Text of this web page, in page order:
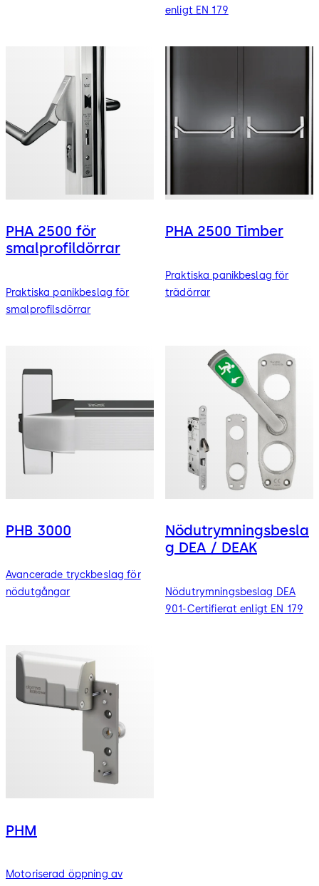
enligt EN 179
PHA 2500 för
smalprofildörrar
Praktiska panikbeslag för
smalprofilsdörrar
PHA 2500 Timber
Praktiska panikbeslag för
trädörrar
PHB 3000
Avancerade tryckbeslag för
nödutgångar
Nödutrymningsbesla
g DEA / DEAK
Nödutrymningsbeslag DEA
901-Certifierat enligt EN 179
PHM
Motoriserad öppning av